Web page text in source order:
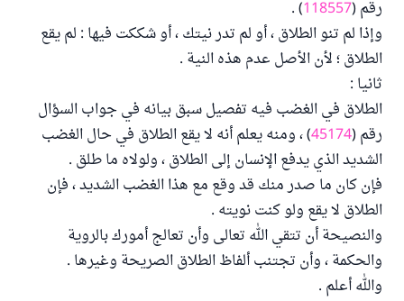
رقم (118557
) .
وإذا لم تنو الطلاق ، أو لم تدر نيتك ، أو شككت فيها : لم يقع
الطلاق ؛ لأن الأصل عدم هذه النية .
ثانيا :
الطلاق في الغضب فيه تفصيل سبق بيانه في جواب السؤال
رقم (45174) ، ومنه يعلم أنه لا يقع الطلاق في حال الغضب
الشديد الذي يدفع الإنسان إلى الطلاق ، ولولاه ما طلق .
فإن كان ما صدر منك قد وقع مع هذا الغضب الشديد ، فإن
الطلاق لا يقع ولو كنت نويته .
والنصيحة أن تتقي الله تعالى وأن تعالج أمورك بالروية
والحكمة ، وأن تجتنب ألفاظ الطلاق الصريحة وغيرها .
والله أعلم .